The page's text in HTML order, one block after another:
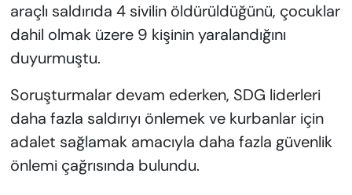
araçlı saldırıda 4 sivilin öldürüldüğünü, çocuklar
dahil olmak üzere 9 kişinin yaralandığını
duyurmuştu.
Soruşturmalar devam ederken, SDG liderleri
daha fazla saldırıyı önlemek ve kurbanlar için
adalet sağlamak amacıyla daha fazla güvenlik
önlemi çağrısında bulundu.